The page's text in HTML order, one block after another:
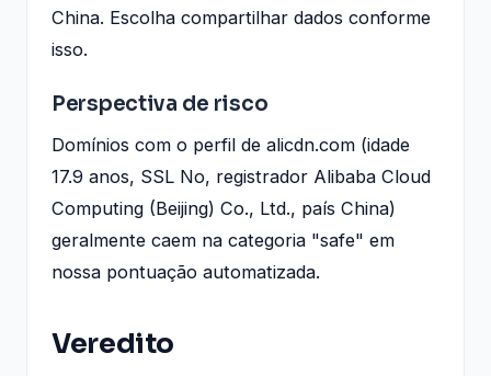
China. Escolha compartilhar dados conforme
isso.
Perspectiva de risco
Domínios com o perfil de alicdn.com (idade
17.9 anos, SSL No, registrador Alibaba Cloud
Computing (Beijing) Co., Ltd., país China)
geralmente caem na categoria "safe" em
nossa pontuação automatizada.
Veredito